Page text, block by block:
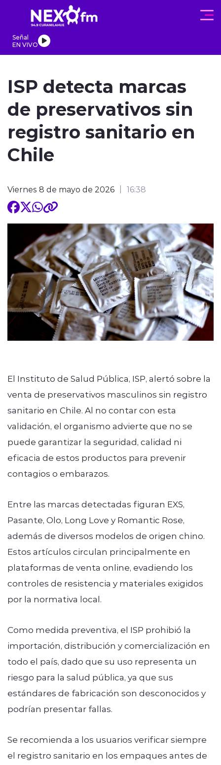
Click acá para ir directamente al contenido
Señal
EN VIVO
modo claro
ISP detecta marcas
de preservativos sin
registro sanitario en
Chile
Viernes 8 de mayo de 2026 16:38
El Instituto de Salud Pública, ISP, alertó sobre la
venta de preservativos masculinos sin registro
sanitario en Chile. Al no contar con esta
validación, el organismo advierte que no se
puede garantizar la seguridad, calidad ni
eficacia de estos productos para prevenir
contagios o embarazos.
Entre las marcas detectadas figuran EXS,
Pasante, Olo, Long Love y Romantic Rose,
además de diversos modelos de origen chino.
Estos artículos circulan principalmente en
plataformas de venta online, evadiendo los
controles de resistencia y materiales exigidos
por la normativa local.
Como medida preventiva, el ISP prohibió la
importación, distribución y comercialización en
todo el país, dado que su uso representa un
riesgo para la salud pública, ya que sus
estándares de fabricación son desconocidos y
podrían presentar fallas.
Se recomienda a los usuarios verificar siempre
el registro sanitario en los empaques antes de